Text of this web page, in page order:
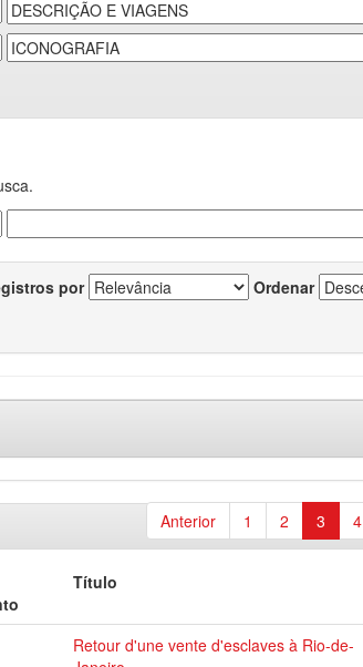
por Ordenar
Anterior 1 2 3 4
Título
Retour d'une vente d'esclaves à Rio-de-